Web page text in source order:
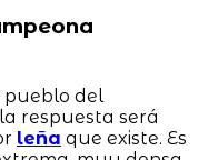
pueblo del
respuesta será
leña que existe. Es